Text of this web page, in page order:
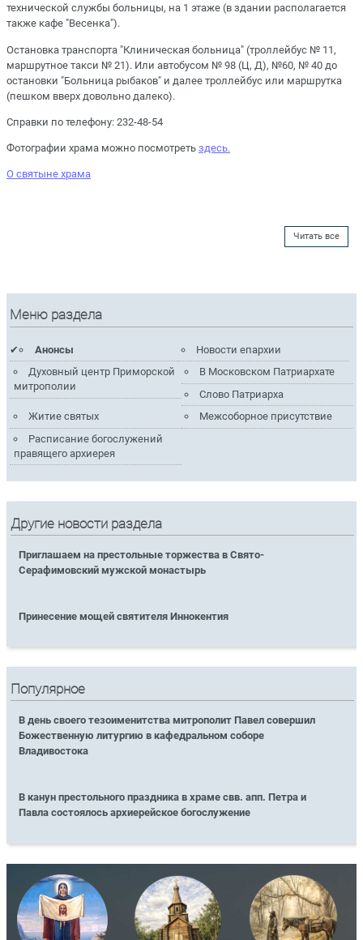
технической службы больницы, на 1 этаже (в здании располагается
также кафе "Весенка").
Остановка транспорта "Клиническая больница" (троллейбус № 11,
маршрутное такси № 21). Или автобусом № 98 (Ц, Д), №60, № 40 до
остановки "Больница рыбаков" и далее троллейбус или маршрутка
(пешком вверх довольно далеко).
Справки по телефону: 232-48-54
Фотографии храма можно посмотреть здесь.
О святыне храма
Читать все
Меню раздела
Анонсы
Новости епархии
Духовный центр Приморской
митрополии
В Московском Патриархате
Слово Патриарха
Житие святых
Межсоборное присутствие
Расписание богослужений
правящего архиерея
Другие новости раздела
Приглашаем на престольные торжества в Свято-
Серафимовский мужской монастырь
Принесение мощей святителя Иннокентия
Популярное
В день своего тезоименитства митрополит Павел совершил
Божественную литургию в кафедральном соборе
Владивостока
В канун престольного праздника в храме свв. апп. Петра и
Павла состоялось архиерейское богослужение